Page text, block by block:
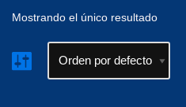
Mostrando el único resultado